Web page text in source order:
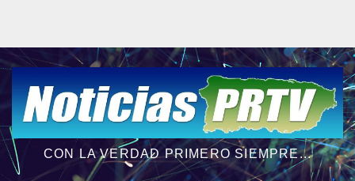
CON LA VERDAD PRIMERO SIEMPRE...